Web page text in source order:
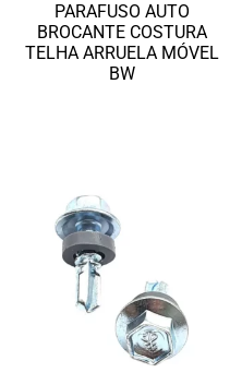
PARAFUSO AUTO
BROCANTE COSTURA
TELHA ARRUELA MÓVEL
BW